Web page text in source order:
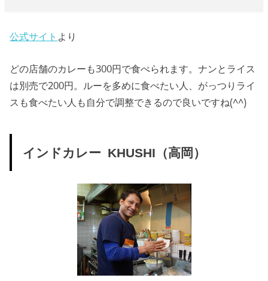
公式サイト より
どの店舗のカレーも300円で食べられます。ナンとライス
は別売で200円。ルーを多めに食べたい人、がっつりライ
スも食べたい人も自分で調整できるので良いですね(^^)
インドカレー KHUSHI（高岡）